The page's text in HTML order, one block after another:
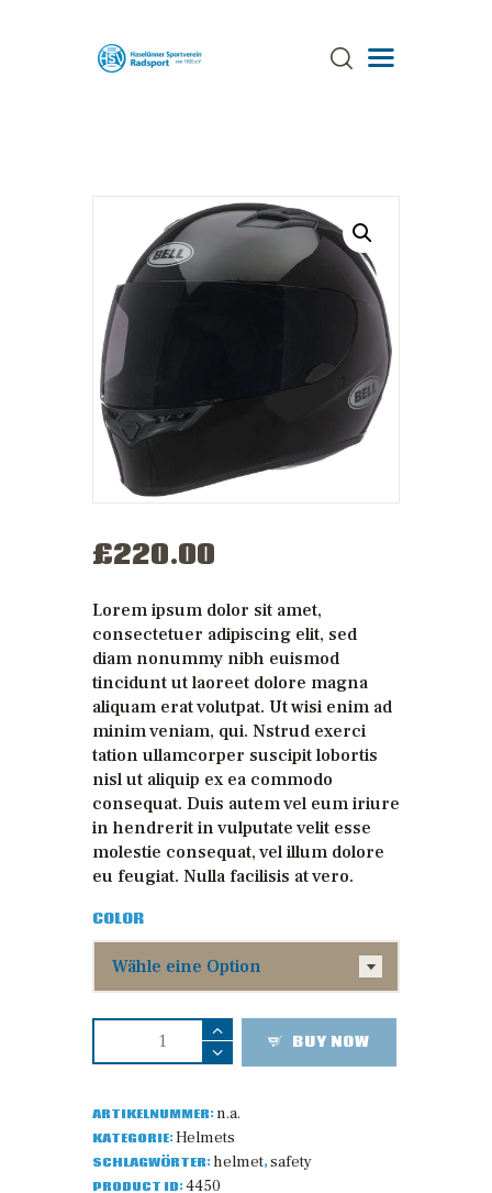
TRAINING
TERMINE
AKTUELLES
GALERIE
SPONSOREN
STRECKEN
ANSPRECHPARTNER
£220.00
Lorem ipsum dolor sit amet,
consectetuer adipiscing elit, sed
diam nonummy nibh euismod
tincidunt ut laoreet dolore magna
aliquam erat volutpat. Ut wisi enim ad
minim veniam, qui. Nstrud exerci
tation ullamcorper suscipit lobortis
nisl ut aliquip ex ea commodo
consequat. Duis autem vel eum iriure
in hendrerit in vulputate velit esse
molestie consequat, vel illum dolore
eu feugiat. Nulla facilisis at vero.
COLOR
BUY NOW
ARTIKELNUMMER:n.a.
KATEGORIE:Helmets
SCHLAGWÖRTER:helmet,safety
PRODUCT ID:4450